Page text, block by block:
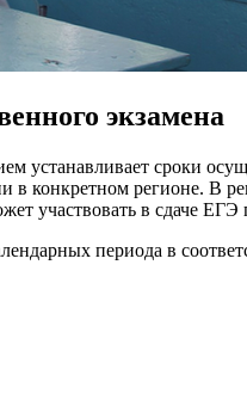
экзамена
устанавливает сроки
в конкретном регионе.
участвовать в сдаче
периода в